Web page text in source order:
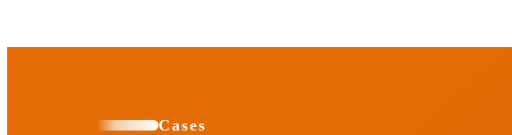
Cases